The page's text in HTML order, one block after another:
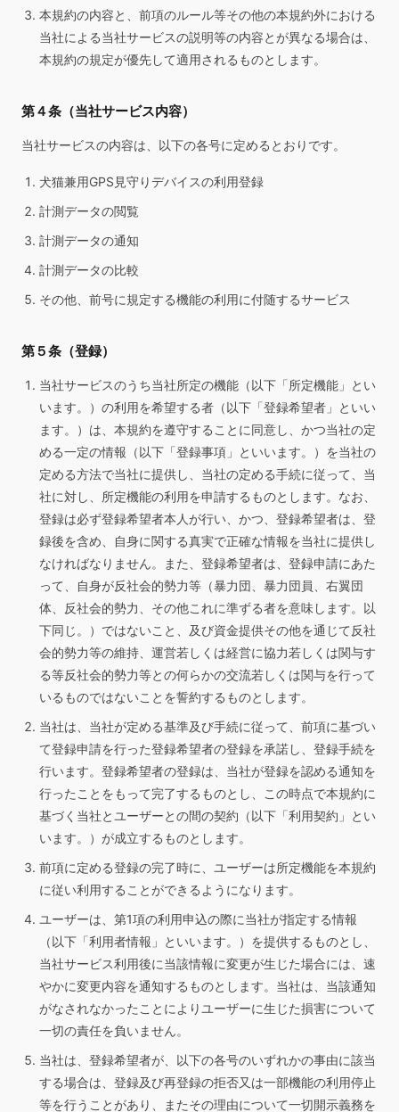
本規約の内容と、前項のルール等その他の本規約外における
当社による当社サービスの説明等の内容とが異なる場合は、
本規約の規定が優先して適用されるものとします。
第４条（当社サービス内容）
当社サービスの内容は、以下の各号に定めるとおりです。
犬猫兼用GPS見守りデバイスの利用登録
計測データの閲覧
計測データの通知
計測データの比較
その他、前号に規定する機能の利用に付随するサービス
第５条（登録）
当社サービスのうち当社所定の機能（以下「所定機能」とい
います。）の利用を希望する者（以下「登録希望者」といい
ます。）は、本規約を遵守することに同意し、かつ当社の定
める一定の情報（以下「登録事項」といいます。）を当社の
定める方法で当社に提供し、当社の定める手続に従って、当
社に対し、所定機能の利用を申請するものとします。なお、
登録は必ず登録希望者本人が行い、かつ、登録希望者は、登
録後を含め、自身に関する真実で正確な情報を当社に提供し
なければなりません。また、登録希望者は、登録申請にあた
って、自身が反社会的勢力等（暴力団、暴力団員、右翼団
体、反社会的勢力、その他これに準ずる者を意味します。以
下同じ。）ではないこと、及び資金提供その他を通じて反社
会的勢力等の維持、運営若しくは経営に協力若しくは関与す
る等反社会的勢力等との何らかの交流若しくは関与を行って
いるものではないことを誓約するものとします。
当社は、当社が定める基準及び手続に従って、前項に基づい
て登録申請を行った登録希望者の登録を承諾し、登録手続を
行います。登録希望者の登録は、当社が登録を認める通知を
行ったことをもって完了するものとし、この時点で本規約に
基づく当社とユーザーとの間の契約（以下「利用契約」とい
います。）が成立するものとします。
前項に定める登録の完了時に、ユーザーは所定機能を本規約
に従い利用することができるようになります。
ユーザーは、第1項の利用申込の際に当社が指定する情報
（以下「利用者情報」といいます。）を提供するものとし、
当社サービス利用後に当該情報に変更が生じた場合には、速
やかに変更内容を通知するものとします。当社は、当該通知
がなされなかったことによりユーザーに生じた損害について
一切の責任を負いません。
当社は、登録希望者が、以下の各号のいずれかの事由に該当
する場合は、登録及び再登録の拒否又は一部機能の利用停止
等を行うことがあり、またその理由について一切開示義務を